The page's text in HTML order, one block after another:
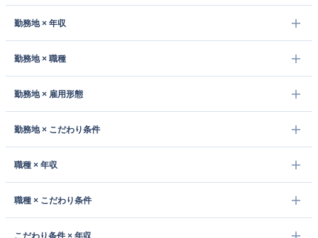
勤務地 × 年収
勤務地 × 職種
勤務地 × 雇用形態
勤務地 × こだわり条件
職種 × 年収
職種 × こだわり条件
こだわり条件 × 年収